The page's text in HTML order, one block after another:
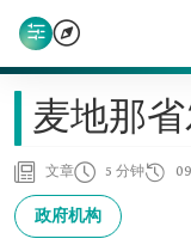
麦地那
文章 5 分钟
政府机构